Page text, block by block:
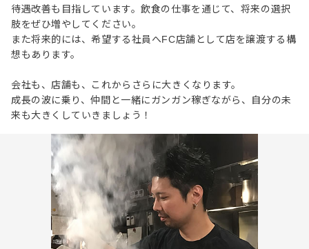
待遇改善も目指しています。飲食の仕事を通じて、将来の選択
肢をぜひ増やしてください。
また将来的には、希望する社員へFC店舗として店を譲渡する構
想もあります。
会社も、店舗も、これからさらに大きくなります。
成長の波に乗り、仲間と一緒にガンガン稼ぎながら、自分の未
来も大きくしていきましょう！